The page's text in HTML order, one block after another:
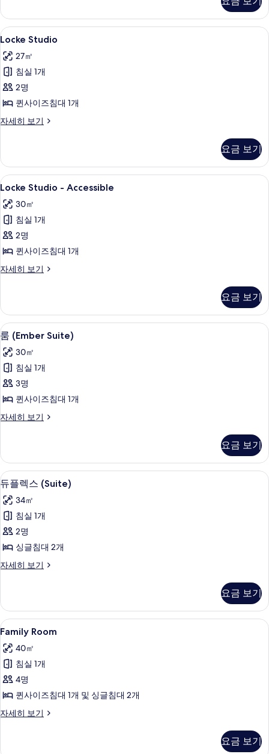
히
보
기
Locke
Studio
사
진
모
두
보
Locke Studio | 객실 내 금고, 암막 커
9
Locke Studio
27㎡
침실 1개
2명
퀸사이즈침대 1개
자세히 보기
Locke
히
보
기
요금 보기
Locke
Studio
-
Accessible
사
진
모
기
Locke Studio - Accessible | 객실 내
9
Locke Studio - Accessible
30㎡
침실 1개
2명
퀸사이즈침대 1개
자세히 보기
Locke
자
세
히
보
기
요금 보기
룸
(Ember
Suite)
사
진
모
두
룸 (Ember Suite) | 객실 내 금고, 암막
7
룸 (Ember Suite)
30㎡
침실 1개
3명
퀸사이즈침대 1개
자세히 보기
룸
세
히
보
기
요금 보기
듀
플
렉
스
(Suite)
사
진
두
보
기
듀플렉스 (Suite) | 객실 내 금고, 암막
9
듀플렉스 (Suite)
34㎡
침실 1개
2명
싱글침대 2개
자세히 보기
듀
(Suite)
자
세
보
기
요금 보기
Family
Room
사
진
모
두
보
Family Room | 객실 내 금고, 암막 커
9
Family Room
40㎡
침실 1개
4명
퀸사이즈침대 1개 및 싱글침대 2개
자세히 보기
Family
요금 보기